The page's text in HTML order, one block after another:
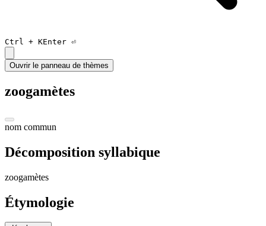
Ctrl + KEnter ⏎
Ouvrir le panneau de thèmes
zoogamètes
nom commun
Décomposition syllabique
zoogamètes
Étymologie